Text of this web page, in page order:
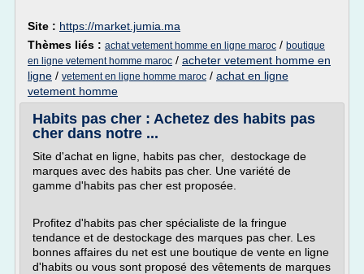
Site : https://market.jumia.ma
Thèmes liés : achat vetement homme en ligne maroc / boutique
en ligne vetement homme maroc / acheter vetement homme en
ligne / vetement en ligne homme maroc / achat en ligne
vetement homme
Habits pas cher : Achetez des habits pas
cher dans notre ...
Site d'achat en ligne, habits pas cher, destockage de
marques avec des habits pas cher. Une variété de
gamme d'habits pas cher est proposée.
Profitez d'habits pas cher spécialiste de la fringue
tendance et de destockage des marques pas cher. Les
bonnes affaires du net est une boutique de vente en ligne
d'habits ou vous sont proposé des vêtements de marques